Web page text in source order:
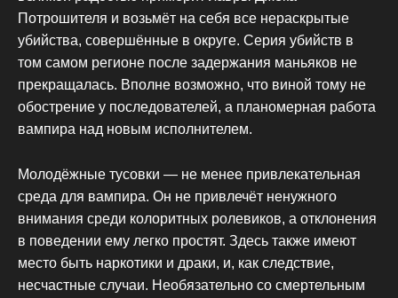
Потрошителя и возьмёт на себя все нераскрытые
убийства, совершённые в округе. Серия убийств в
том самом регионе после задержания маньяков не
прекращалась. Вполне возможно, что виной тому не
обострение у последователей, а планомерная работа
вампира над новым исполнителем.
Молодёжные тусовки — не менее привлекательная
среда для вампира. Он не привлечёт ненужного
внимания среди колоритных ролевиков, а отклонения
в поведении ему легко простят. Здесь также имеют
место быть наркотики и драки, и, как следствие,
несчастные случаи. Необязательно со смертельным